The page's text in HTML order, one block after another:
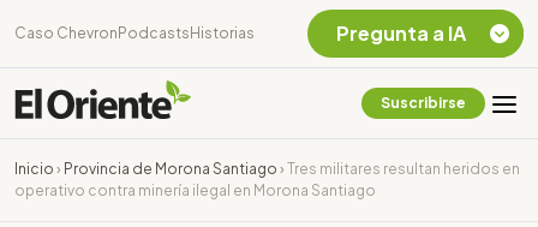
Caso Chevron Podcasts Historias
Suscribirse
Inicio › Provincia de Morona Santiago › Tres militares resultan heridos en
operativo contra minería ilegal en Morona Santiago
Pregunta a IA
Chevron Ecuador